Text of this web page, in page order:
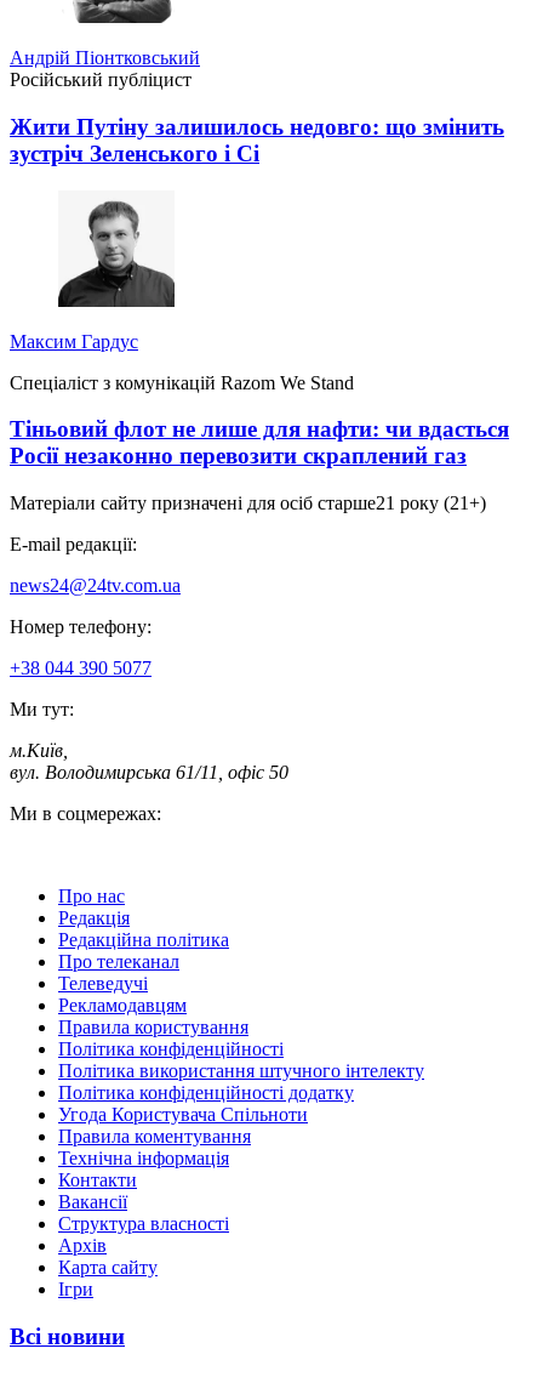
Андрій Піонтковський
Російський публіцист
Жити Путіну залишилось недовго: що змінить
зустріч Зеленського і Сі
Максим Гардус
Спеціаліст з комунікацій Razom We Stand
Тіньовий флот не лише для нафти: чи вдасться
Росії незаконно перевозити скраплений газ
Матеріали сайту призначені для осіб старше21 року (21+)
E-mail редакції:
news24@24tv.com.ua
Номер телефону:
+38 044 390 5077
Ми тут:
м.Київ
вул. Володимирська 61/11, офіс 50
Ми в соцмережах:
Про нас
Редакція
Редакційна політика
Про телеканал
Телеведучі
Рекламодавцям
Правила користування
Політика конфіденційності
Політика використання штучного інтелекту
Політика конфіденційності додатку
Угода Користувача Спільноти
Правила коментування
Технічна інформація
Контакти
Вакансії
Структура власності
Архів
Карта сайту
Ігри
Всі новини